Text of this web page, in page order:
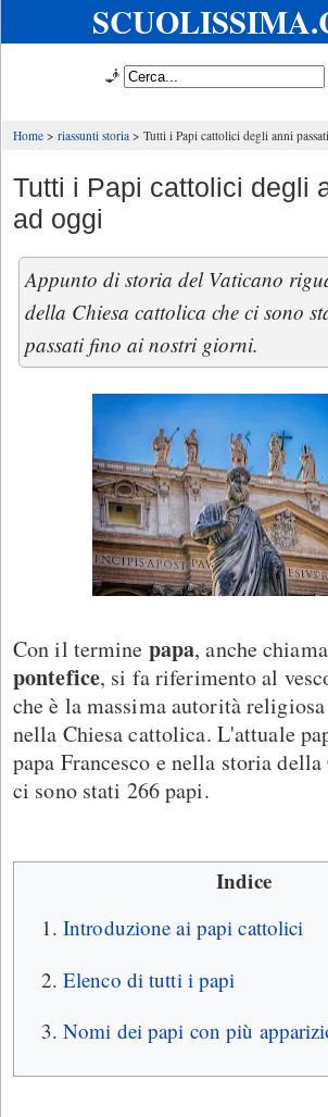
🧞
Home riassunti storia Tutti i Papi cattolici degli anni
Tutti i Papi cattolici degli
ad oggi
Appunto di storia del Vaticano
della Chiesa cattolica che ci sono
passati fino ai nostri giorni.
Con il termine papa, anche
pontefice, si fa riferimento al
che è la massima autorità
nella Chiesa cattolica. L'attuale
papa Francesco e nella storia
ci sono stati 266 papi.
Indice
Introduzione ai papi cattolici
Elenco di tutti i papi
Nomi dei papi con più